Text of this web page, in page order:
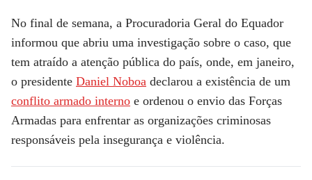
No final de semana, a Procuradoria Geral do Equador
informou que abriu uma investigação sobre o caso, que
tem atraído a atenção pública do país, onde, em janeiro,
o presidente Daniel Noboa declarou a existência de um
conflito armado interno e ordenou o envio das Forças
Armadas para enfrentar as organizações criminosas
responsáveis pela insegurança e violência.